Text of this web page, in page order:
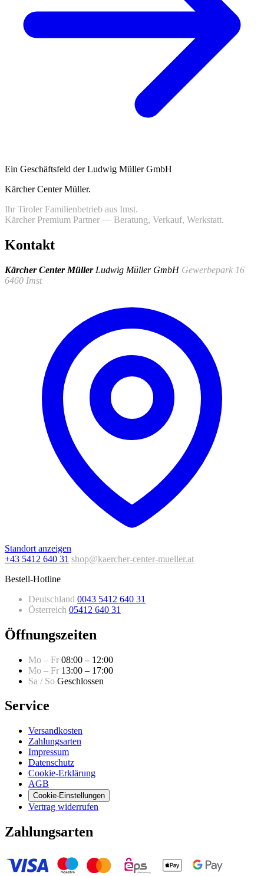
Ein Geschäftsfeld der Ludwig Müller GmbH
Kärcher Center Müller.
Ihr Tiroler Familienbetrieb aus Imst.
Kärcher Premium Partner — Beratung, Verkauf, Werkstatt.
Kontakt
Kärcher Center Müller Ludwig Müller GmbH Gewerbepark 16
6460 Imst
Standort anzeigen
+43 5412 640 31 shop@kaercher-center-mueller.at
Bestell-Hotline
Deutschland 0043 5412 640 31
Österreich 05412 640 31
Öffnungszeiten
Mo – Fr 08:00 – 12:00
Mo – Fr 13:00 – 17:00
Sa / So Geschlossen
Service
Versandkosten
Zahlungsarten
Impressum
Datenschutz
Cookie-Erklärung
AGB
Cookie-Einstellungen
Vertrag widerrufen
Zahlungsarten